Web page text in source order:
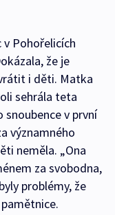
v Pohořelicích
že je
i děti. Matka
sehrála teta
v první
významného
neměla. „Ona
za svobodna,
problémy, že